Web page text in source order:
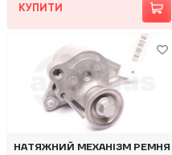
КУПИТИ
НАТЯЖНИЙ МЕХАНІЗМ РЕМНЯ